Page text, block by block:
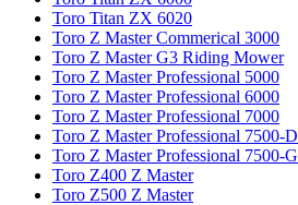
Toro Titan ZX 6020
Toro Z Master Commerical 3000
Toro Z Master G3 Riding Mower
Toro Z Master Professional 5000
Toro Z Master Professional 6000
Toro Z Master Professional 7000
Toro Z Master Professional 7500-D
Toro Z Master Professional 7500-G
Toro Z400 Z Master
Toro Z500 Z Master